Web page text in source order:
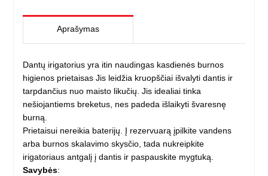
Aprašymas
Dantų irigatorius yra itin naudingas kasdienės burnos
higienos prietaisas Jis leidžia kruopščiai išvalyti dantis ir
tarpdančius nuo maisto likučių. Jis idealiai tinka
nešiojantiems breketus, nes padeda išlaikyti švaresnę
burną.
Prietaisui nereikia baterijų. Į rezervuarą įpilkite vandens
arba burnos skalavimo skysčio, tada nukreipkite
irigatoriaus antgalį į dantis ir paspauskite mygtuką.
Savybės: